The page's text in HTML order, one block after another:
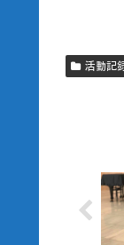
活動記